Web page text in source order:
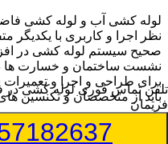
لوله کشی آب و لوله کشی
نظر اجرا و کاربری با یکدیگر
صحیح سیستم لوله کشی در
نشست ساختمان و خسارت ها
برای طراحی و اجرا و
باید از متخصصان و تکنسین
Date
تلفن تماس فوریلوله کشی در
فریمان